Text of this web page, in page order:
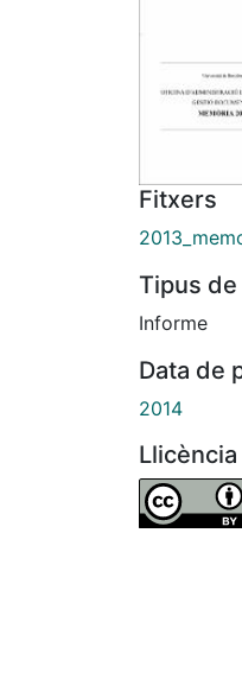
Fitxers
Tipus
Informe
Data de
2014